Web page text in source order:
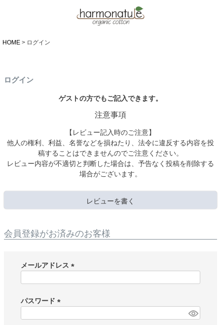
HOME ログイン
ログイン
ゲストの方でもご記入できます。
注意事項
【レビュー記入時のご注意】
他人の権利、利益、名誉などを損ねたり、法令に違反する内容を投
稿することはできませんのでご注意ください。
レビュー内容が不適切と判断した場合は、予告なく投稿を削除する
場合がございます。
レビューを書く
会員登録がお済みのお客様
メールアドレス
)
パスワード